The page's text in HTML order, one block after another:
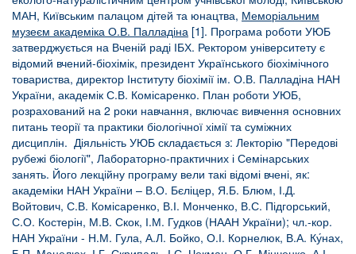
МАН, Київським палацом дітей та юнацтва, Меморіальним
музеєм академіка О.В. Палладіна [1]. Програма роботи УЮБ
затверджується на Вченій раді ІБХ. Ректором університету є
відомий вчений-біохімік, президент Українського біохімічного
товариства, директор Інституту біохімії ім. О.В. Палладіна НАН
України, академік С.В. Комісаренко. План роботи УЮБ,
розрахований на 2 роки навчання, включає вивчення основних
питань теорії та практики біологічної хімії та суміжних
дисциплін. Діяльність УЮБ складається з: Лекторію "Передові
рубежі біології", Лабораторно-практичних і Семінарських
занять. Його лекційну програму вели такі відомі вчені, як:
академіки НАН України – В.О. Бєліцер, Я.Б. Блюм, І.Д.
Войтович, С.В. Комісаренко, В.І. Монченко, В.С. Підгорський,
С.О. Костерін, М.В. Скок, І.М. Гудков (НААН України); чл.-кор.
НАН України - Н.М. Гула, А.Л. Бойко, О.І. Корнелюк, В.А. Ку́нах,